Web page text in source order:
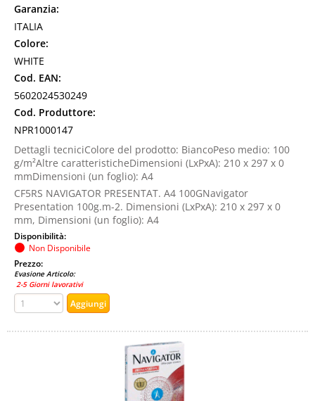
Garanzia:
ITALIA
Colore:
WHITE
Cod. EAN:
5602024530249
Cod. Produttore:
NPR1000147
Dettagli tecniciColore del prodotto: BiancoPeso medio: 100
g/m²Altre caratteristicheDimensioni (LxPxA): 210 x 297 x 0
mmDimensioni (un foglio): A4
CF5RS NAVIGATOR PRESENTAT. A4 100GNavigator
Presentation 100g.m-2. Dimensioni (LxPxA): 210 x 297 x 0
mm, Dimensioni (un foglio): A4
Disponibilità:
Non Disponibile
Prezzo:
Evasione Articolo:
2-5 Giorni lavorativi